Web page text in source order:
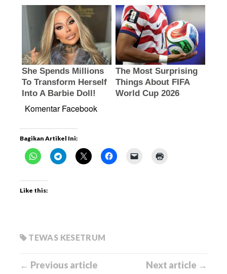
Komentar Facebook
Bagikan Artikel Ini:
Like this:
TEWAS KESETRUM
← Previous article Next article →